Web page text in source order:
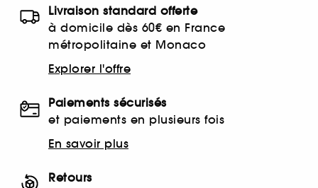
Livraison standard offerte
à domicile dès 60€ en France
métropolitaine et Monaco
Explorer l'offre
Paiements sécurisés
et paiements en plusieurs fois
En savoir plus
Retours